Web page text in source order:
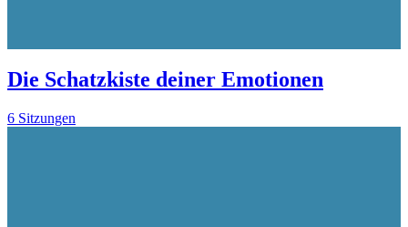
Die Schatzkiste deiner Emotionen
6 Sitzungen